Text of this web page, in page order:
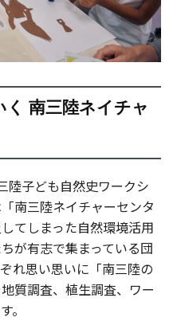
く 南三陸ネイチャ
陸子ども自然史ワークシ
南三陸ネイチャーセンタ
てしまった自然環境活用
が有志で集まっている団
れ思い思いに「南三陸の
質調査、植生調査、ワー
。